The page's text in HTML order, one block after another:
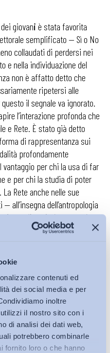
contenuti ed
dei social media e per
inoltre
il nostro sito con i
di analisi dei dati web,
potrebbero combinarle
fornito loro o che hanno
giovani è stata favorita
semplificato — Sì o No
collaudati di perdersi nei
e nella individuazione del
non è affatto detto che
ripetersi alle
il segnale va ignorato.
l’interazione profonda che
e Rete. È stato già detto
di rappresentanza sui
profondamente
per chi la usa di far
e per chi la studia di poter
Rete anche nelle sue
all’insegna dell’antropologia
di società aperta che
non riesce a garantire
community e la decisione di
i sondaggisti si aspettavano
parte della lost generation
avventurarsi nel mondo dei
il tasso di astensione
anche se riferito
ebbene l’ultimo dato